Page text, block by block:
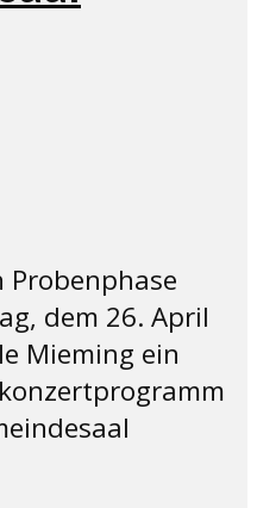
Probenphase
dem 26. April
Mieming ein